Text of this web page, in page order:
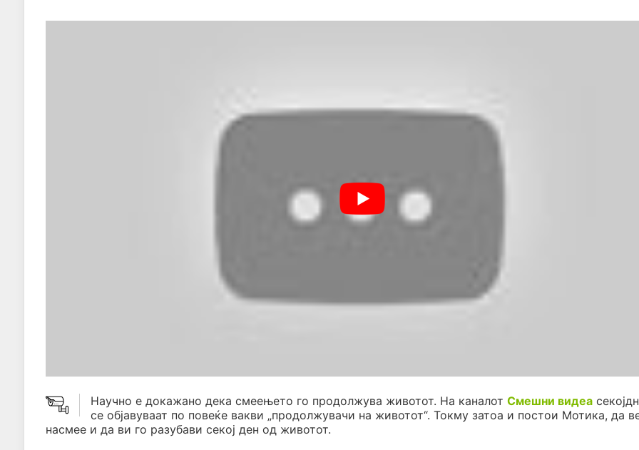
Научно е докажано дека смеењето го продолжува животот. На каналот Смешни видеа
се објавуваат по повеќе вакви „продолжувачи на животот“. Токму затоа и постои Мотика, да
насмее и да ви го разубави секој ден од животот.